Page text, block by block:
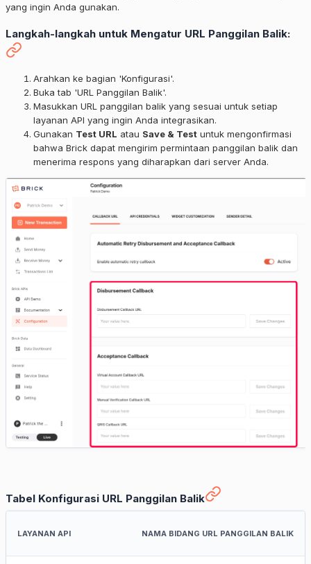
yang ingin Anda gunakan.
Langkah-langkah untuk Mengatur URL Panggilan Balik:
Arahkan ke bagian 'Konfigurasi'.
Buka tab 'URL Panggilan Balik'.
Masukkan URL panggilan balik yang sesuai untuk setiap
layanan API yang ingin Anda integrasikan.
Gunakan Test URL atau Save & Test untuk mengonfirmasi
bahwa Brick dapat mengirim permintaan panggilan balik dan
menerima respons yang diharapkan dari server Anda.
Tabel Konfigurasi URL Panggilan Balik
LAYANAN API NAMA BIDANG URL PANGGILAN BALIK